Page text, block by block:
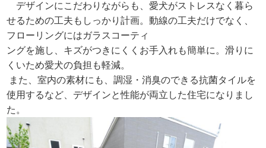
デザインにこだわりながらも、愛犬がストレスなく暮ら
せるための工夫もしっかり計画。動線の工夫だけでなく、
フローリングにはガラスコーティ
ングを施し、キズがつきにくくお手入れも簡単に。滑りに
くいため愛犬の負担も軽減。
また、室内の素材にも、調湿・消臭のできる抗菌タイルを
使用するなど、デザインと性能が両立した住宅になりまし
た。